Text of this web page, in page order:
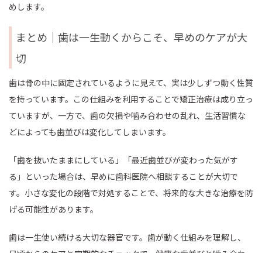
めします。
まとめ｜歯は一生動くからこそ、早めのケアが大
切
歯は骨の中に固定されているように見えて、実は少しずつ動く性質
を持っています。この仕組みを利用することで矯正治療は成り立っ
ていますが、一方で、歯の欠損や噛み合わせの乱れ、生活習慣な
どによっても歯並びは変化してしまいます。
「歯を抜いたままにしている」「最近歯並びが変わった気がす
る」といった場合は、早めに歯科医院へ相談することが大切で
す。小さな変化の段階で対処することで、将来的な大きな治療を防
げる可能性があります。
歯は一生使い続ける大切な器官です。歯が動く仕組みを理解し、